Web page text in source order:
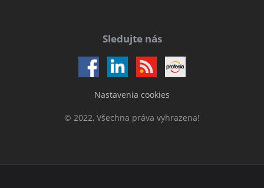
Sledujte nás
Nastavenia cookies
© 2022, Všechna práva vyhrazena!